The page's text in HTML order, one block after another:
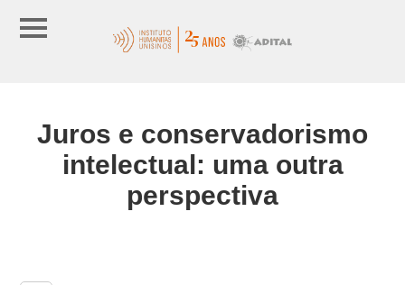
Juros e conservadorismo
intelectual: uma outra
perspectiva